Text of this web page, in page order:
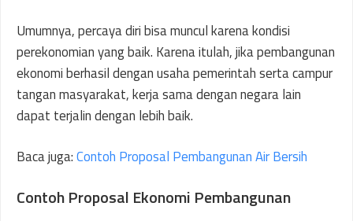
Umumnya, percaya diri bisa muncul karena kondisi
perekonomian yang baik. Karena itulah, jika pembangunan
ekonomi berhasil dengan usaha pemerintah serta campur
tangan masyarakat, kerja sama dengan negara lain
dapat terjalin dengan lebih baik.
Baca juga:Contoh Proposal Pembangunan Air Bersih
Contoh Proposal Ekonomi Pembangunan